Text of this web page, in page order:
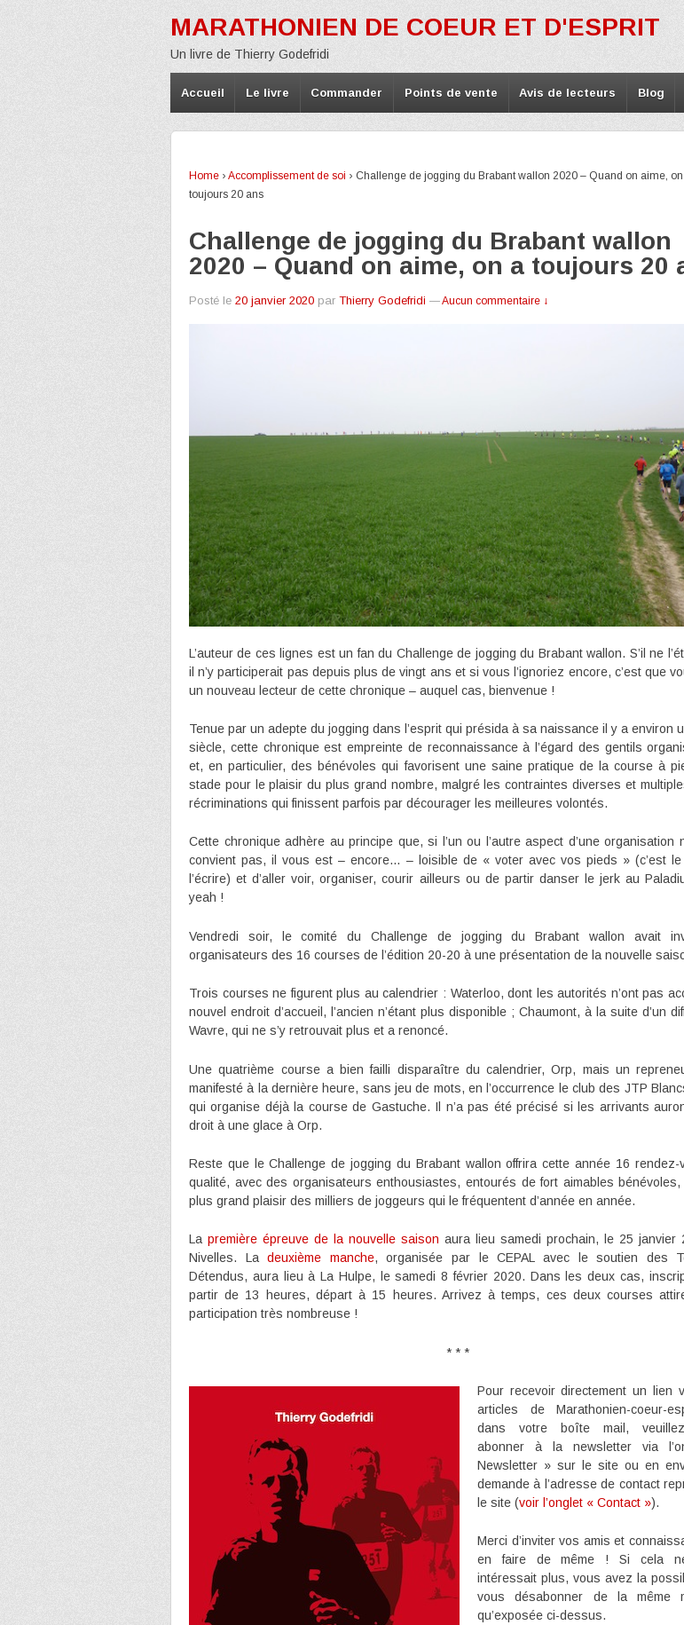
MARATHONIEN DE COEUR ET D'ESPRIT
Un livre de Thierry Godefridi
Accueil Le livre Commander Points de vente Avis de lecteurs Blog
Home › Accomplissement de soi › Challenge de jogging du Brabant wallon 2020 – Quand on aime,
toujours 20 ans
Challenge de jogging du Brabant wallon
2020 – Quand on aime, on a toujours 20
Posté le 20 janvier 2020 par Thierry Godefridi —Aucun commentaire ↓
L’auteur de ces lignes est un fan du Challenge de jogging du Brabant wallon. S’il ne
il n’y participerait pas depuis plus de vingt ans et si vous l’ignoriez encore, c’est que
un nouveau lecteur de cette chronique – auquel cas, bienvenue !
Tenue par un adepte du jogging dans l’esprit qui présida à sa naissance il y a environ
siècle, cette chronique est empreinte de reconnaissance à l’égard des gentils
et, en particulier, des bénévoles qui favorisent une saine pratique de la course à
stade pour le plaisir du plus grand nombre, malgré les contraintes diverses et
récriminations qui finissent parfois par décourager les meilleures volontés.
Cette chronique adhère au principe que, si l’un ou l’autre aspect d’une organisation
convient pas, il vous est – encore… – loisible de « voter avec vos pieds » (c’est
l’écrire) et d’aller voir, organiser, courir ailleurs ou de partir danser le jerk au
yeah !
Vendredi soir, le comité du Challenge de jogging du Brabant wallon avait
organisateurs des 16 courses de l’édition 20-20 à une présentation de la nouvelle
Trois courses ne figurent plus au calendrier : Waterloo, dont les autorités n’ont pas
nouvel endroit d’accueil, l’ancien n’étant plus disponible ; Chaumont, à la suite d’un
Wavre, qui ne s’y retrouvait plus et a renoncé.
Une quatrième course a bien failli disparaître du calendrier, Orp, mais un
manifesté à la dernière heure, sans jeu de mots, en l’occurrence le club des JTP
qui organise déjà la course de Gastuche. Il n’a pas été précisé si les arrivants
droit à une glace à Orp.
Reste que le Challenge de jogging du Brabant wallon offrira cette année 16 rendez-
qualité, avec des organisateurs enthousiastes, entourés de fort aimables
plus grand plaisir des milliers de joggeurs qui le fréquentent d’année en année.
Lapremière épreuve de la nouvelle saison aura lieu samedi prochain, le 25 janvier
Nivelles. Ladeuxième manche, organisée par le CEPAL avec le soutien des
Détendus, aura lieu à La Hulpe, le samedi 8 février 2020. Dans les deux cas,
partir de 13 heures, départ à 15 heures. Arrivez à temps, ces deux courses
participation très nombreuse !
* * *
Pour recevoir directement un lien
articles de Marathonien-coeur-
dans votre boîte mail,
abonner à la newsletter via
Newsletter » sur le site ou en
demande à l’adresse de contact
le site (voir l’onglet « Contact »).
Merci d’inviter vos amis et
en faire de même ! Si cela
intéressait plus, vous avez la
vous désabonner de la même
qu’exposée ci-dessus.